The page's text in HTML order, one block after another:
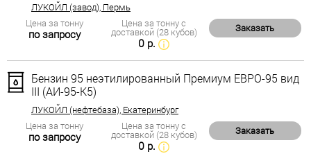
ЛУКОЙЛ (завод), Пермь
Цена за тонну
по запросу
Цена за тонну с
доставкой (28 кубов)
0 р.
Заказать
Бензин 95 неэтилированный Премиум ЕВРО-95 вид
III (АИ-95-К5)
ЛУКОЙЛ (нефтебаза), Екатеринбург
Цена за тонну
по запросу
Цена за тонну с
доставкой (28 кубов)
0 р.
Заказать